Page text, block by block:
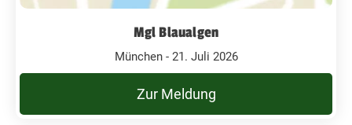
Mgl Blaualgen
München - 21. Juli 2026
Zur Meldung